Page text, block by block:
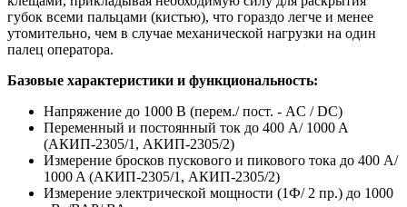
губок всеми пальцами (кистью), что гораздо легче и менее
утомительно, чем в случае механической нагрузки на один
палец оператора.
Базовые характеристики и функциональность:
Напряжение до 1000 В (перем./ пост. - AC / DC)
Переменный и постоянный ток до 400 A/ 1000 A
(АКИП-2305/1, АКИП-2305/2)
Измерение бросков пускового и пикового тока до 400 A/
1000 A (АКИП-2305/1, АКИП-2305/2)
Измерение электрической мощности (1Ф/ 2 пр.) до 1000